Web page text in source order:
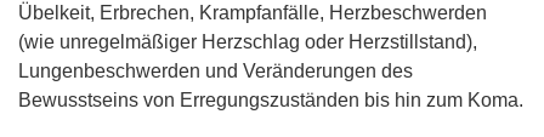
Übelkeit, Erbrechen, Krampfanfälle, Herzbeschwerden
(wie unregelmäßiger Herzschlag oder Herzstillstand),
Lungenbeschwerden und Veränderungen des
Bewusstseins von Erregungszuständen bis hin zum Koma.